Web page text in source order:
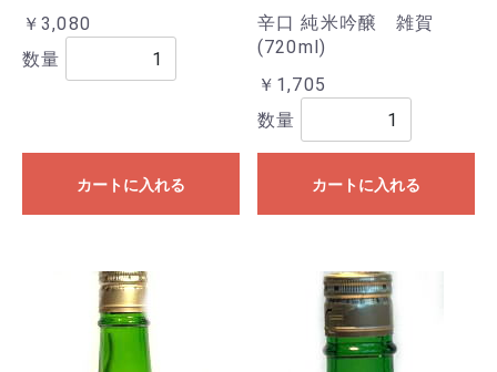
￥3,080
数量
カートに入れる
辛口 純米吟醸 雑賀
(720ml)
￥1,705
数量
カートに入れる